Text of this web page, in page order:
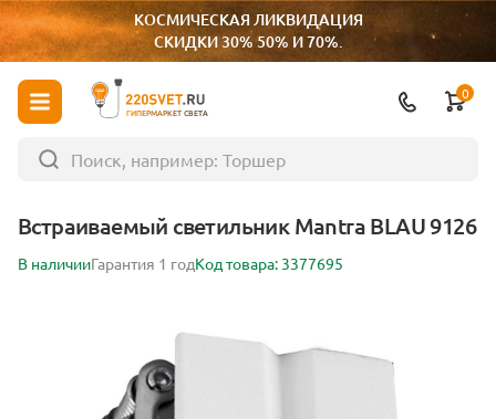
КОСМИЧЕСКАЯ ЛИКВИДАЦИЯ
СКИДКИ 30% 50% И 70%.
ГИПЕРМАРКЕТ СВЕТА
0
Встраиваемый светильник Mantra BLAU 9126
В наличииГарантия 1 годКод товара: 3377695